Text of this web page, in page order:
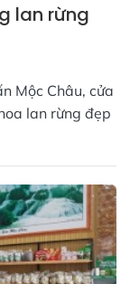
lan rừng
Mộc Châu, cửa
lan rừng đẹp